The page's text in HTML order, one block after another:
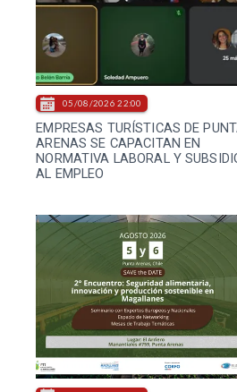
EMPRESAS TURÍSTICAS DE
ARENAS SE CAPACITAN EN
NORMATIVA LABORAL Y
AL EMPLEO
05/08/2026 22:00